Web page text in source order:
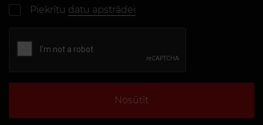
Piekrītu datu apstrādei
Nosūtīt